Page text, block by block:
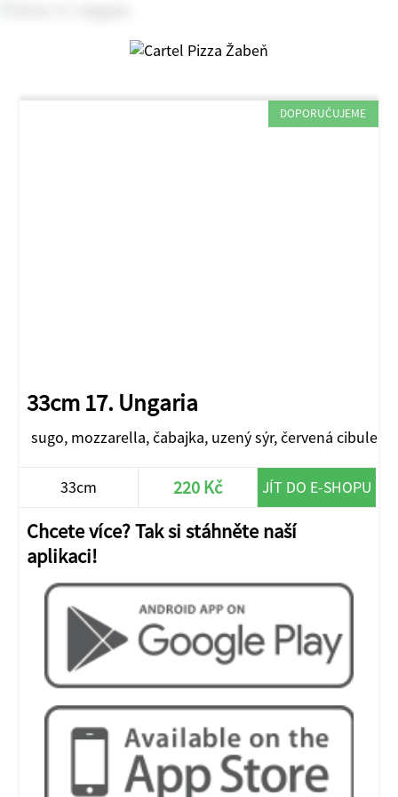
DOPORUČUJEME
33cm 17. Ungaria
sugo, mozzarella, čabajka, uzený sýr, červená cibule
33cm 220 Kč JÍT DO E-SHOPU
Chcete více? Tak si stáhněte naší
aplikaci!